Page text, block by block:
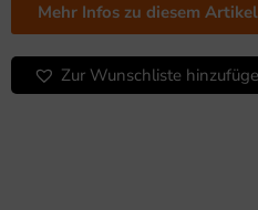
Mehr Infos zu diesem Artikel
Zur Wunschliste